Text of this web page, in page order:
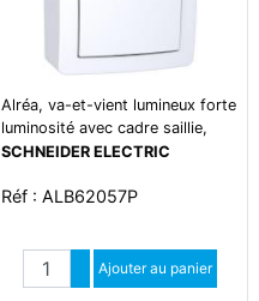
Alréa, va-et-vient lumineux forte
luminosité avec cadre saillie,
blanc polaire
SCHNEIDER ELECTRIC
Réf : ALB62057P
Quantité
Augmenter quantité
Diminuer quantité
Ajouter au panier